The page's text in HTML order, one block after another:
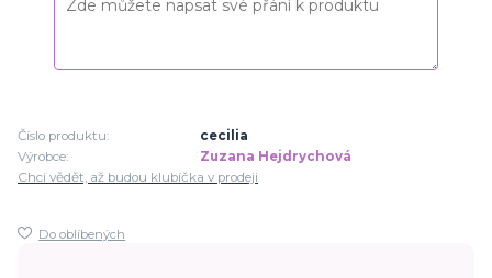
Číslo produktu:
cecilia
Výrobce:
Zuzana Hejdrychová
Chci vědět, až budou klubíčka v prodeji
Do oblíbených